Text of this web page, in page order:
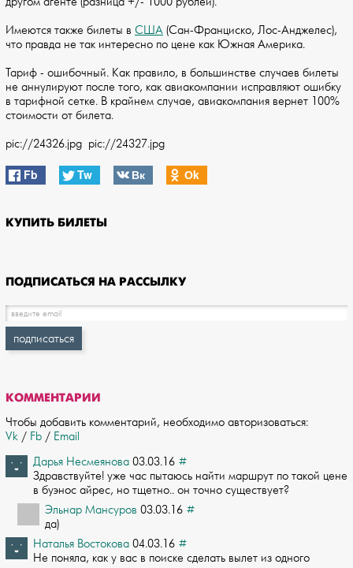
Имеются также билеты в США (Сан-Франциско, Лос-Анджелес),
что правда не так интересно по цене как Южная Америка.
Тариф - ошибочный. Как правило, в большинстве случаев билеты
не аннулируют после того, как авиакомпании исправляют ошибку
в тарифной сетке. В крайнем случае, авиакомпания вернет 100%
стоимости от билета.
pic://24326.jpg pic://24327.jpg
Fb Tw Вк Оk
КУПИТЬ БИЛЕТЫ
ПОДПИСАТЬСЯ НА РАССЫЛКУ
КОММЕНТАРИИ
Чтобы добавить комментарий, необходимо авторизоваться:
Vk / Fb / Email
Дарья Несмеянова 03.03.16 #
Здравствуйте! уже час пытаюсь найти маршрут по такой цене
в буэнос айрес, но тщет­но.. он точно существует?
Эльнар Мансуров 03.03.16 #
да)
Наталья Востокова 04.03.16 #
Не поняла, как у вас в поиске сделать вылет из одного